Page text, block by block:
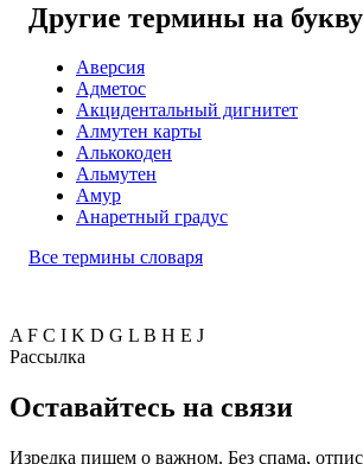
Другие термины на
Аверсия
Адметос
Акцидентальный дигнитет
Алмутен карты
Алькокоден
Альмутен
Амур
Анаретный градус
Все термины словаря
A F C I K D G L B H E J
Рассылка
Оставайтесь на связи
Изредка пишем о важном. Без спама,